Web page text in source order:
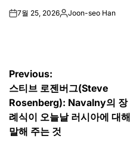
on7월 25, 2026Posted
Joon-seo Han
글
탐
색
Previous:
스티브 로젠버그(Steve
Rosenberg): Navalny의 장
례식이 오늘날 러시아에 대해
말해 주는 것